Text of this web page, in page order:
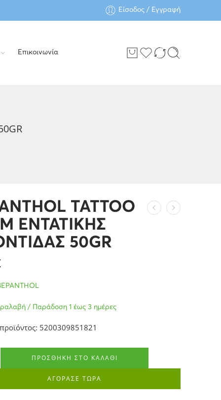
Είσοδος / Εγγραφή
Επικοινωνία
TATTOO
ΕΝΤΑΤΙΚΗΣ
50GR
/ Παράδοση 1 έως 3 ημέρες
5200309851821
ΠΡΟΣΘΉΚΗ ΣΤΟ ΚΑΛΆΘΙ
ΑΓΟΡΑΣΕ ΤΩΡΑ